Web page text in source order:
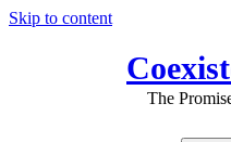
Skip to content
The